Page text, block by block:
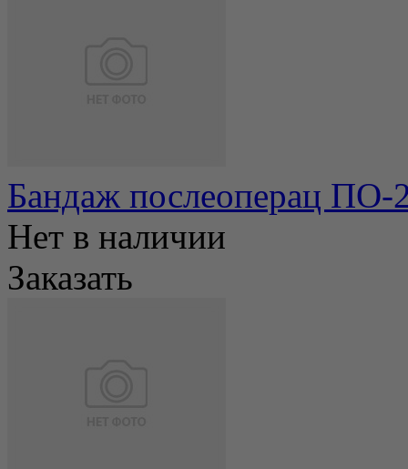
Бандаж послеоперац ПО-
Нет в наличии
Заказать